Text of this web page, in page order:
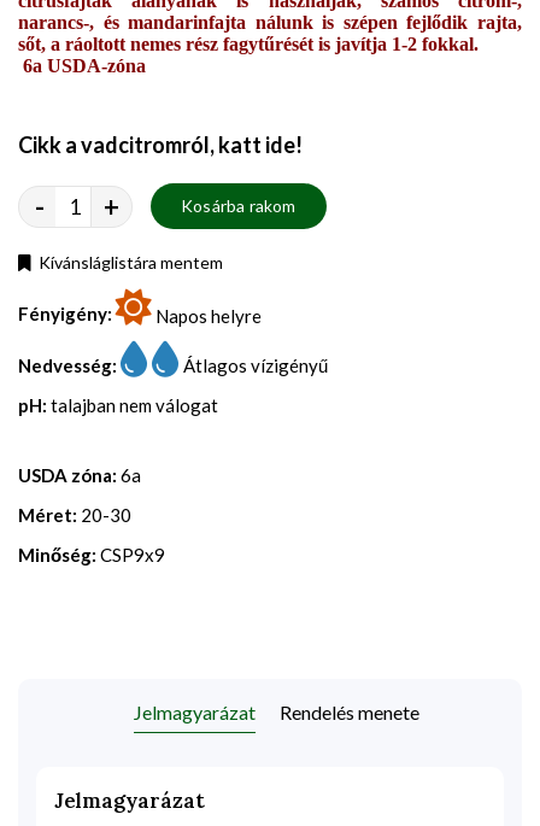
narancs-, és mandarinfajta nálunk is szépen fejlődik rajta,
sőt, a ráoltott nemes rész fagytűrését is javítja 1-2 fokkal.
6a USDA-zóna
Cikk a vadcitromról, katt ide!
- + Kosárba rakom
Kívánsláglistára mentem
Fényigény: Napos helyre
Nedvesség:
Átlagos vízigényű
pH: talajban nem válogat
USDA zóna: 6a
Méret: 20-30
Minőség: CSP9x9
Jelmagyarázat Rendelés menete
Jelmagyarázat